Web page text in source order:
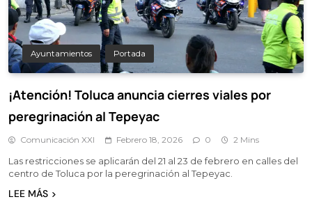
Ayuntamientos Portada
¡Atención! Toluca anuncia cierres viales por
peregrinación al Tepeyac
Comunicación XXI Febrero 18, 2026 0 2 Mins
Las restricciones se aplicarán del 21 al 23 de febrero en calles del
centro de Toluca por la peregrinación al Tepeyac.
LEE MÁS